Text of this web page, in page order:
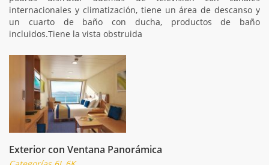
internacionales y climatización, tiene un área de descanso y
un cuarto de baño con ducha, productos de baño
incluidos.Tiene la vista obstruida
Exterior con Ventana Panorámica